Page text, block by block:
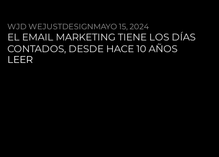
WJD WEJUSTDESIGNMAYO 15, 2024
EL EMAIL MARKETING TIENE LOS DÍAS
CONTADOS, DESDE HACE 10 AÑOS
LEER